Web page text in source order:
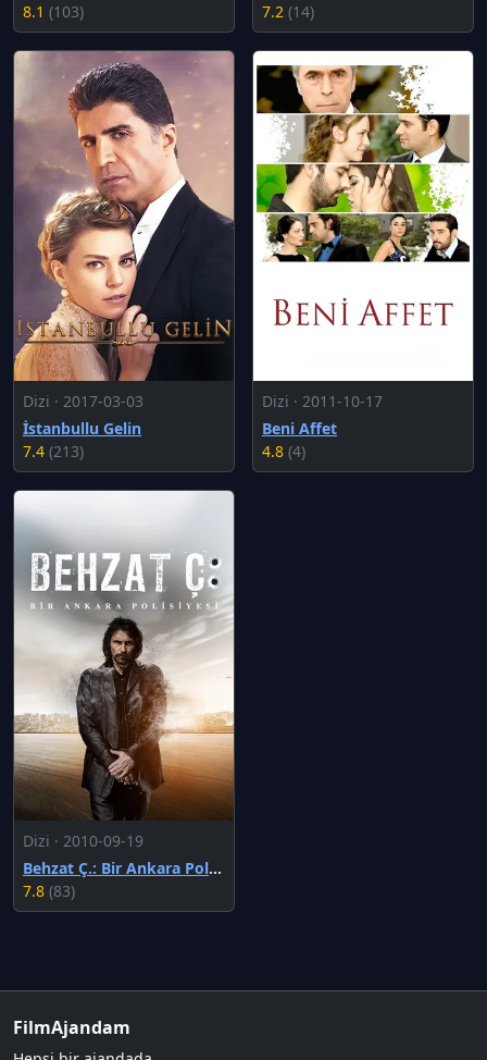
8.1 (103)
7.2 (14)
Dizi · 2017-03-03
İstanbullu Gelin
7.4 (213)
Dizi · 2011-10-17
Beni Affet
4.8 (4)
Dizi · 2010-09-19
Behzat Ç.: Bir Ankara Polisiyesi
7.8 (83)
FilmAjandam